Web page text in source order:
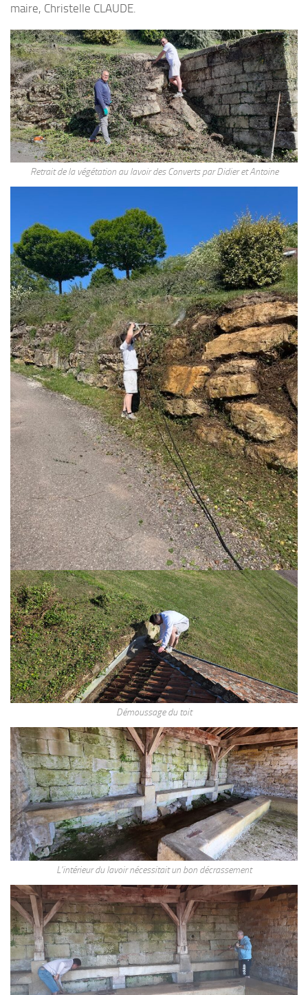
maire, Christelle CLAUDE.
Retrait de la végétation au lavoir des Converts par Didier et Antoine
Démoussage du toit
L’intérieur du lavoir nécessitait un bon décrassement